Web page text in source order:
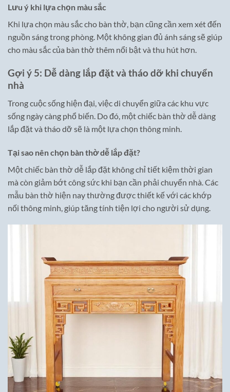
Lưu ý khi lựa chọn màu sắc
Khi lựa chọn màu sắc cho bàn thờ, bạn cũng cần xem xét đến
nguồn sáng trong phòng. Một không gian đủ ánh sáng sẽ giúp
cho màu sắc của bàn thờ thêm nổi bật và thu hút hơn.
Gợi ý 5: Dễ dàng lắp đặt và tháo dỡ khi chuyển
nhà
Trong cuộc sống hiện đại, việc di chuyển giữa các khu vực
sống ngày càng phổ biến. Do đó, một chiếc bàn thờ dễ dàng
lắp đặt và tháo dỡ sẽ là một lựa chọn thông minh.
Tại sao nên chọn bàn thờ dễ lắp đặt?
Một chiếc bàn thờ dễ lắp đặt không chỉ tiết kiệm thời gian
mà còn giảm bớt công sức khi bạn cần phải chuyển nhà. Các
mẫu bàn thờ hiện nay thường được thiết kế với các khớp
nối thông minh, giúp tăng tính tiện lợi cho người sử dụng.